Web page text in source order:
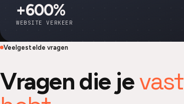
+600%
WEBSITE VERKEER
Veelgestelde vragen
Vragen die jevast